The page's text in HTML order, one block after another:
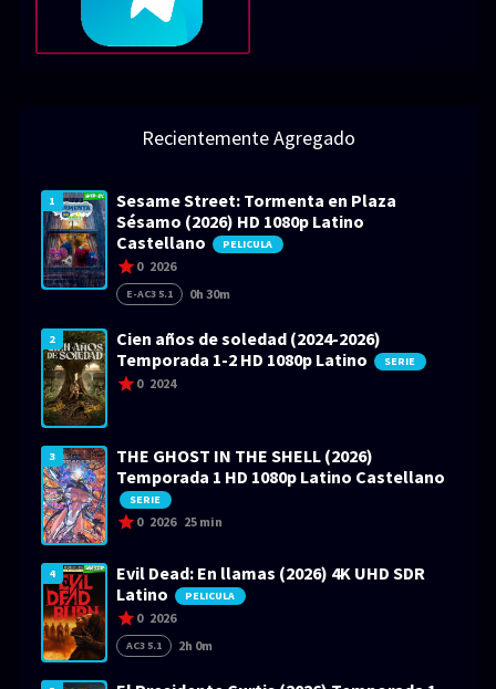
Recientemente Agregado
1
Sesame Street: Tormenta en Plaza
Sésamo (2026) HD 1080p Latino
Castellano
PELICULA
0 2026
E-AC3 5.1 0h 30m
2
Cien años de soledad (2024-2026)
Temporada 1-2 HD 1080p Latino
SERIE
0 2024
3
THE GHOST IN THE SHELL (2026)
Temporada 1 HD 1080p Latino Castellano
SERIE
0 2026 25 min
4
Evil Dead: En llamas (2026) 4K UHD SDR
Latino
PELICULA
0 2026
AC3 5.1 2h 0m